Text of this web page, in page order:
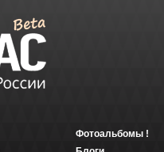
Фотоальбомы !